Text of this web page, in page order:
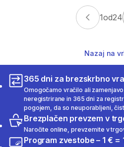
1od24
Nazaj na
365 dni za brezskrbno
Omogočamo vračilo ali
neregistrirane in 365 dni za
pogojem, da so neuporabljeni,
Brezplačen prevzem v
Naročite online, prevzemite v
Program zvestobe – 1 € =